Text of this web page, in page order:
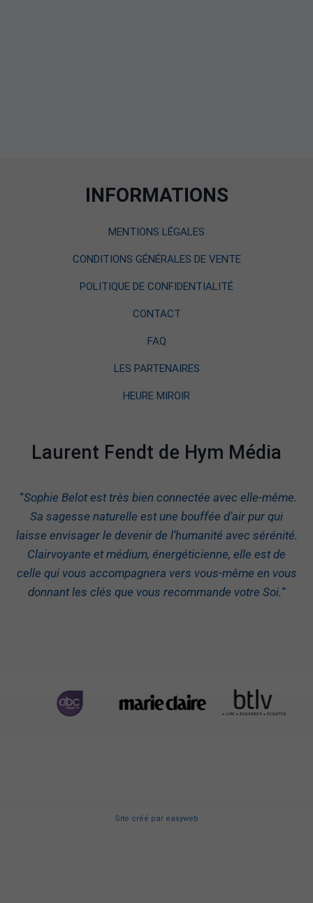
INFORMATIONS
MENTIONS LÉGALES
CONDITIONS GÉNÉRALES DE VENTE
POLITIQUE DE CONFIDENTIALITÉ
CONTACT
FAQ
LES PARTENAIRES
HEURE MIROIR
Laurent Fendt de Hym Média
“Sophie Belot est très bien connectée avec elle-même.
Sa sagesse naturelle est une bouffée d’air pur qui
laisse envisager le devenir de l’humanité avec sérénité.
Clairvoyante et médium, énergéticienne, elle est de
celle qui vous accompagnera vers vous-même en vous
donnant les clés que vous recommande votre Soi.“
Site créé par easyweb